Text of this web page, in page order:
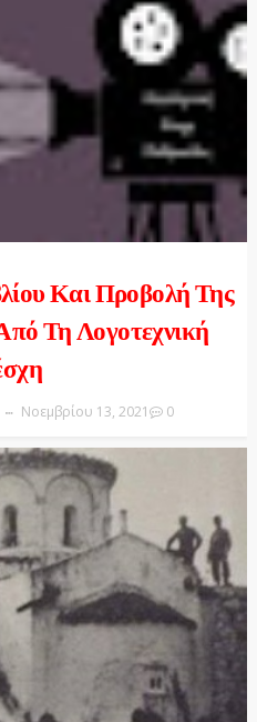
Και Προβολή Της
Τη Λογοτεχνική
Νοεμβρίου 13, 2021 0